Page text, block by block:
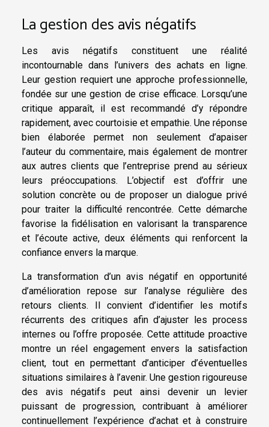
La gestion des avis négatifs
Les avis négatifs constituent une réalité
incontournable dans l’univers des achats en ligne.
Leur gestion requiert une approche professionnelle,
fondée sur une gestion de crise efficace. Lorsqu’une
critique apparaît, il est recommandé d’y répondre
rapidement, avec courtoisie et empathie. Une réponse
bien élaborée permet non seulement d’apaiser
l’auteur du commentaire, mais également de montrer
aux autres clients que l’entreprise prend au sérieux
leurs préoccupations. L’objectif est d’offrir une
solution concrète ou de proposer un dialogue privé
pour traiter la difficulté rencontrée. Cette démarche
favorise la fidélisation en valorisant la transparence
et l’écoute active, deux éléments qui renforcent la
confiance envers la marque.
La transformation d’un avis négatif en opportunité
d’amélioration repose sur l’analyse régulière des
retours clients. Il convient d’identifier les motifs
récurrents des critiques afin d’ajuster les process
internes ou l’offre proposée. Cette attitude proactive
montre un réel engagement envers la satisfaction
client, tout en permettant d’anticiper d’éventuelles
situations similaires à l’avenir. Une gestion rigoureuse
des avis négatifs peut ainsi devenir un levier
puissant de progression, contribuant à améliorer
continuellement l’expérience d’achat et à construire